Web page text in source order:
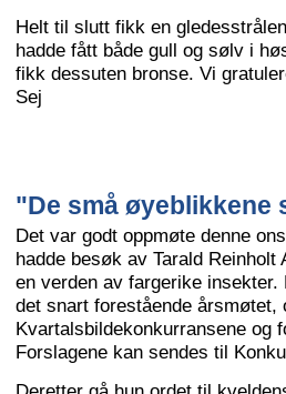
Helt til slutt fikk en
hadde fått både gull og sølv i
fikk dessuten bronse. Vi
Sej
"De små øyeblikkene
Det var godt oppmøte denne
hadde besøk av Tarald
en verden av fargerike
det snart forestående
Kvartalsbildekonkurransene og
Forslagene kan sendes til